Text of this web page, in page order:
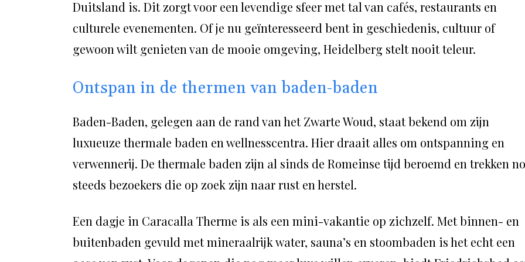
Duitsland is. Dit zorgt voor een levendige sfeer met tal van cafés, restaurants en
culturele evenementen. Of je nu geïnteresseerd bent in geschiedenis, cultuur of
gewoon wilt genieten van de mooie omgeving, Heidelberg stelt nooit teleur.
Ontspan in de thermen van baden-baden
Baden-Baden, gelegen aan de rand van het Zwarte Woud, staat bekend om zijn
luxueuze thermale baden en wellnesscentra. Hier draait alles om ontspanning en
verwennerij. De thermale baden zijn al sinds de Romeinse tijd beroemd en trekken
steeds bezoekers die op zoek zijn naar rust en herstel.
Een dagje in Caracalla Therme is als een mini-vakantie op zichzelf. Met binnen- en
buitenbaden gevuld met mineraalrijk water, sauna’s en stoombaden is het echt een